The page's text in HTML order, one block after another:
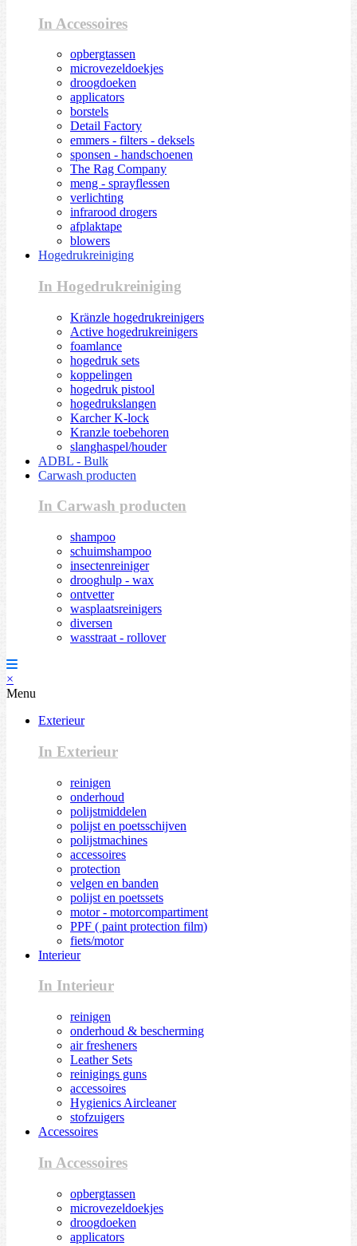
In Accessoires
opbergtassen
microvezeldoekjes
droogdoeken
applicators
borstels
Detail Factory
emmers - filters - deksels
sponsen - handschoenen
The Rag Company
meng - sprayflessen
verlichting
infrarood drogers
afplaktape
blowers
Hogedrukreiniging
In Hogedrukreiniging
Kränzle hogedrukreinigers
Active hogedrukreinigers
foamlance
hogedruk sets
koppelingen
hogedruk pistool
hogedrukslangen
Karcher K-lock
Kranzle toebehoren
slanghaspel/houder
ADBL - Bulk
Carwash producten
In Carwash producten
shampoo
schuimshampoo
insectenreiniger
drooghulp - wax
ontvetter
wasplaatsreinigers
diversen
wasstraat - rollover
×
Menu
Exterieur
In Exterieur
reinigen
onderhoud
polijstmiddelen
polijst en poetsschijven
polijstmachines
accessoires
protection
velgen en banden
polijst en poetssets
motor - motorcompartiment
PPF ( paint protection film)
fiets/motor
Interieur
In Interieur
reinigen
onderhoud & bescherming
air fresheners
Leather Sets
reinigings guns
accessoires
Hygienics Aircleaner
stofzuigers
Accessoires
In Accessoires
opbergtassen
microvezeldoekjes
droogdoeken
applicators